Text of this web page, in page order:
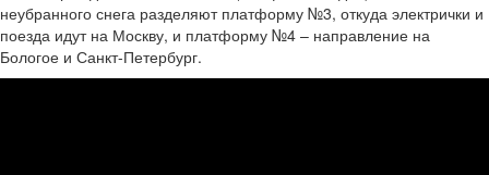
неубранного снега разделяют платформу №3, откуда электрички и
поезда идут на Москву, и платформу №4 – направление на
Бологое и Санкт-Петербург.